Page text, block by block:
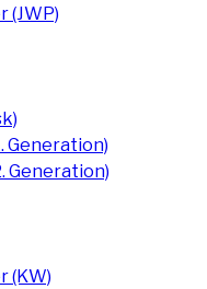
(JWP)
Generation)
Generation)
(KW)